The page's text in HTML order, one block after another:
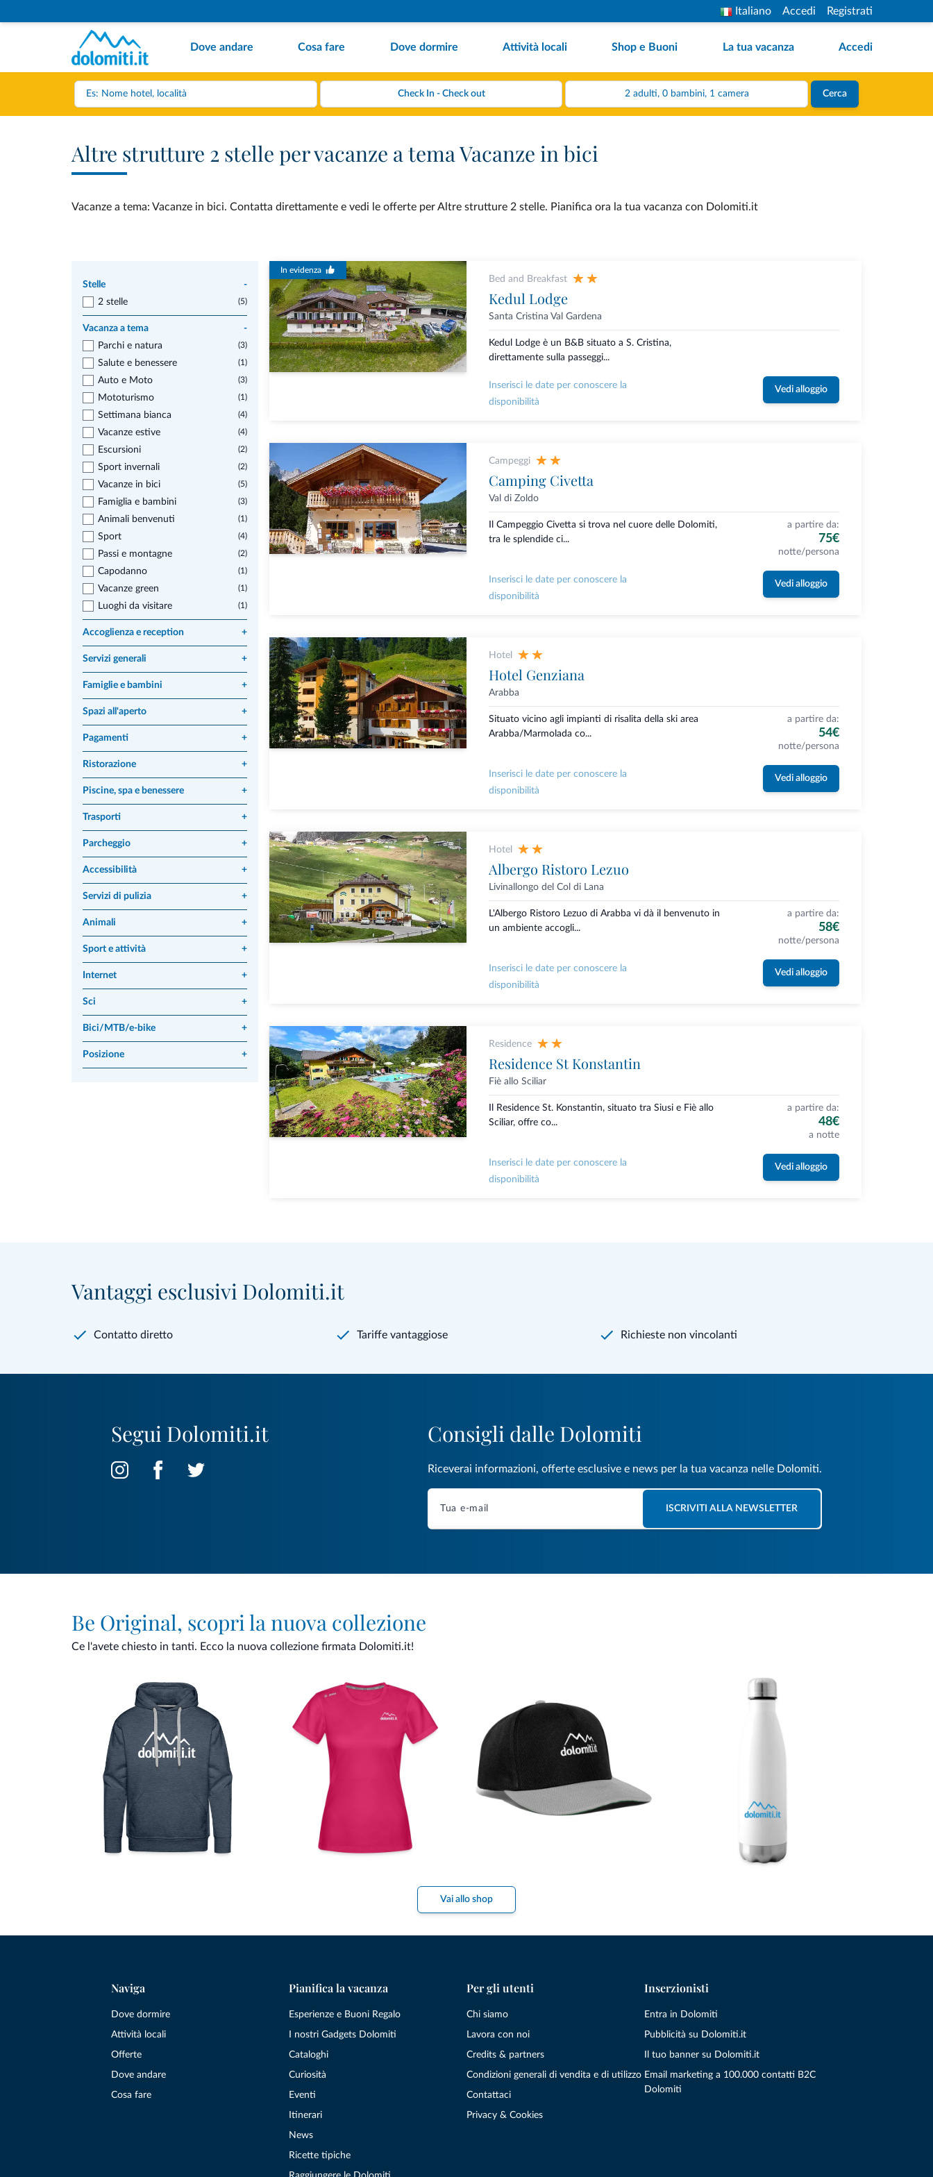
Italiano Accedi Registrati
Dove andare Cosa fare Dove dormire Attività locali Shop e Buoni La tua vacanza Accedi
2 adulti, 0 bambini, 1 camera Cerca
Altre strutture 2 stelle per vacanze a tema Vacanze in bici
Vacanze a tema: Vacanze in bici. Contatta direttamente e vedi le offerte per Altre strutture 2 stelle. Pianifica ora la tua vacanza con Dolomiti.it
Stelle
-
2 stelle
(5)
Vacanza a tema
-
Parchi e natura
(3)
Salute e benessere (1)
Auto e Moto (3)
Mototurismo (1)
Settimana bianca (4)
Vacanze estive (4)
Escursioni (2)
Sport invernali (2)
Vacanze in bici (5)
Famiglia e bambini (3)
Animali benvenuti (1)
Sport (4)
Passi e montagne (2)
Capodanno (1)
Vacanze green (1)
Luoghi da visitare (1)
Accoglienza e reception +
Servizi generali +
Famiglie e bambini +
Spazi all'aperto +
Pagamenti +
Ristorazione +
Piscine, spa e benessere +
Trasporti +
Parcheggio +
Accessibilità +
Servizi di pulizia +
Animali +
Sport e attività +
Internet +
Sci +
Bici/MTB/e-bike +
Posizione +
In evidenza
Bed and Breakfast
Kedul Lodge
Santa Cristina Val Gardena
Kedul Lodge è un B&B situato a S. Cristina,
direttamente sulla passeggi...
Inserisci le date per conoscere la
disponibilità
Vedi alloggio
Campeggi
Camping Civetta
Val di Zoldo
Il Campeggio Civetta si trova nel cuore delle Dolomiti,
tra le splendide ci...
a partire da:
75€
notte/persona
Inserisci le date per conoscere la
disponibilità
Vedi alloggio
Hotel
Hotel Genziana
Arabba
Situato vicino agli impianti di risalita della ski area
Arabba/Marmolada co...
a partire da:
54€
notte/persona
Inserisci le date per conoscere la
disponibilità
Vedi alloggio
Hotel
Albergo Ristoro Lezuo
Livinallongo del Col di Lana
L'Albergo Ristoro Lezuo di Arabba vi dà il benvenuto in
un ambiente accogli...
a partire da:
58€
notte/persona
Inserisci le date per conoscere la
disponibilità
Vedi alloggio
Residence
Residence St Konstantin
Fiè allo Sciliar
Il Residence St. Konstantin, situato tra Siusi e Fiè allo
Sciliar, offre co...
a partire da:
48€
a notte
Inserisci le date per conoscere la
disponibilità
Vedi alloggio
Vantaggi esclusivi Dolomiti.it
Contatto diretto Tariffe vantaggiose Richieste non vincolanti
Segui Dolomiti.it Consigli dalle Dolomiti
Riceverai informazioni, offerte esclusive e news per la tua vacanza nelle Dolomiti.
ISCRIVITI ALLA NEWSLETTER
Be Original, scopri la nuova collezione
Ce l'avete chiesto in tanti. Ecco la nuova collezione firmata Dolomiti.it!
Vai allo shop
Naviga
Dove dormire
Attività locali
Offerte
Dove andare
Cosa fare
Pianifica la vacanza
Esperienze e Buoni Regalo
I nostri Gadgets Dolomiti
Cataloghi
Curiosità
Eventi
Itinerari
News
Ricette tipiche
Per gli utenti
Chi siamo
Lavora con noi
Credits & partners
Condizioni generali di vendita e di utilizzo
Contattaci
Privacy & Cookies
Inserzionisti
Entra in Dolomiti
Pubblicità su Dolomiti.it
Il tuo banner su Dolomiti.it
Email marketing a 100.000 contatti B2C
Dolomiti